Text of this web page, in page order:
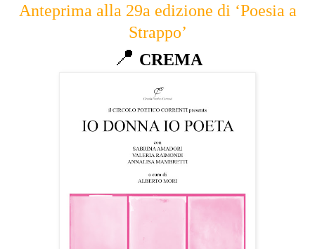
Anteprima alla 29a edizione di ‘Poesia a
Strappo’
📍 CREMA